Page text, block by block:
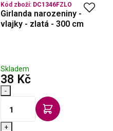
Kód zboží: DC1346FZLO
Girlanda narozeniny -
vlajky - zlatá - 300 cm
Skladem
38 Kčs DPH
-
+